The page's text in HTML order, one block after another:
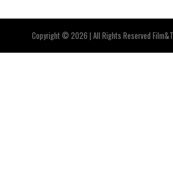
Copyright © 2026 | All Rights Reserved